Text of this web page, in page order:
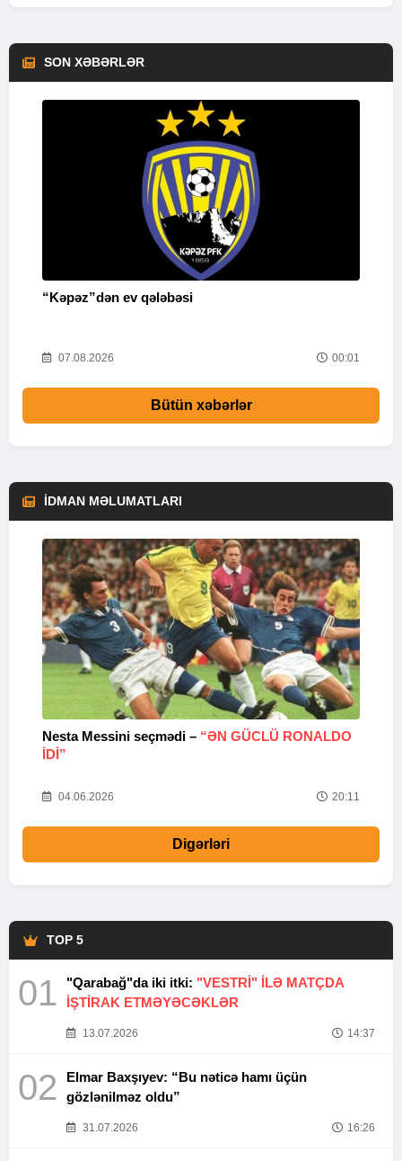
SON XƏBƏRLƏR
“Kəpəz”dən ev qələbəsi
07.08.2026 00:01
Bütün xəbərlər
İDMAN MƏLUMATLARI
Nesta Messini seçmədi – “ƏN GÜCLÜ RONALDO
IDI”
04.06.2026 20:11
Digərləri
TOP 5
01 "Qarabağ"da iki itki: "VESTRİ" İLƏ MATÇDA
İŞTİRAK ETMƏYƏCƏKLƏR
13.07.2026 14:37
02
Elmar Baxşıyev: “Bu nəticə hamı üçün
gözlənilməz oldu”
31.07.2026 16:26